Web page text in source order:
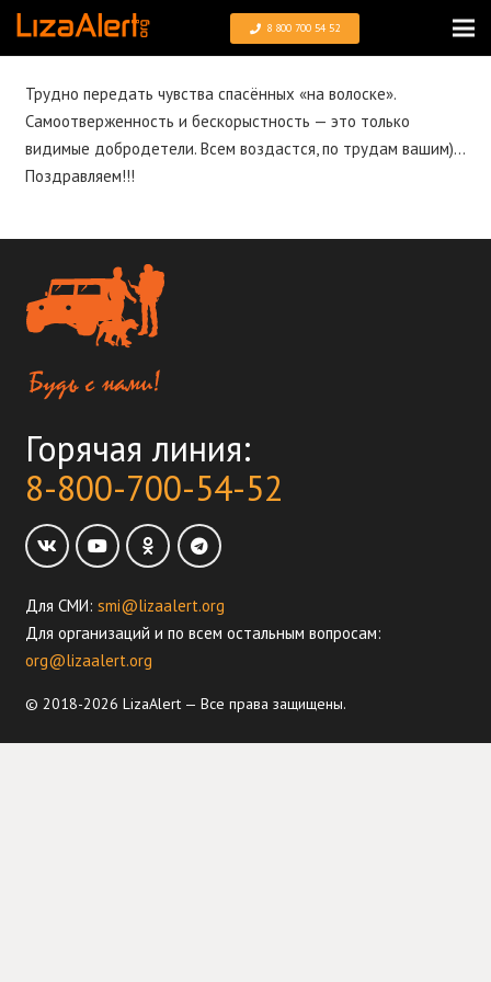
8 800 700 54 52
Трудно передать чувства спасённых «на волоске».
Самоотверженность и бескорыстность — это только
видимые добродетели. Всем воздастся, по трудам вашим)…
Поздравляем!!!
Горячая линия:
8-800-700-54-52
Для СМИ: smi@lizaalert.org
Для организаций и по всем остальным вопросам:
org@lizaalert.org
© 2018-2026 LizaAlert — Все права защищены.